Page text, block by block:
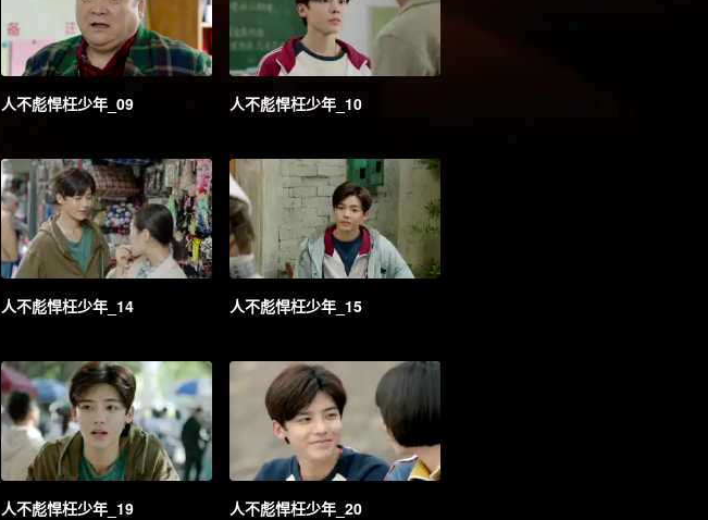
人不彪悍枉少年_09 人不彪悍枉少年_10
人不彪悍枉少年_14 人不彪悍枉少年_15
人不彪悍枉少年_19 人不彪悍枉少年_20